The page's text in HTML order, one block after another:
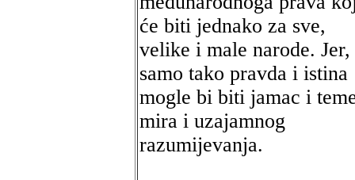
će biti jednako za sve,
velike i male narode. Jer,
samo tako pravda i istina
mogle bi biti jamac i
mira i uzajamnog
razumijevanja.